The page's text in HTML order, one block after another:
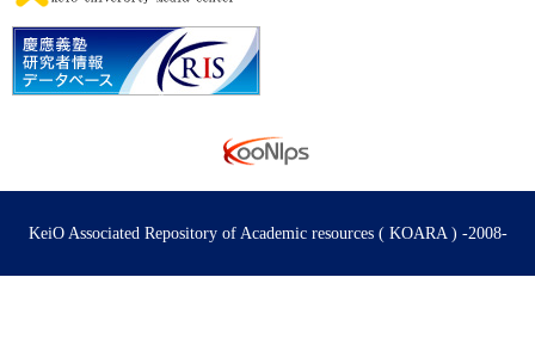
KeiO Associated Repository of Academic resources ( KOARA ) -2008-